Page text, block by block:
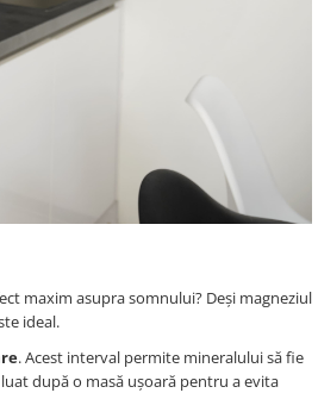
maxim asupra somnului? Deși magneziul
ideal.
. Acest interval permite mineralului să fie
după o masă ușoară pentru a evita